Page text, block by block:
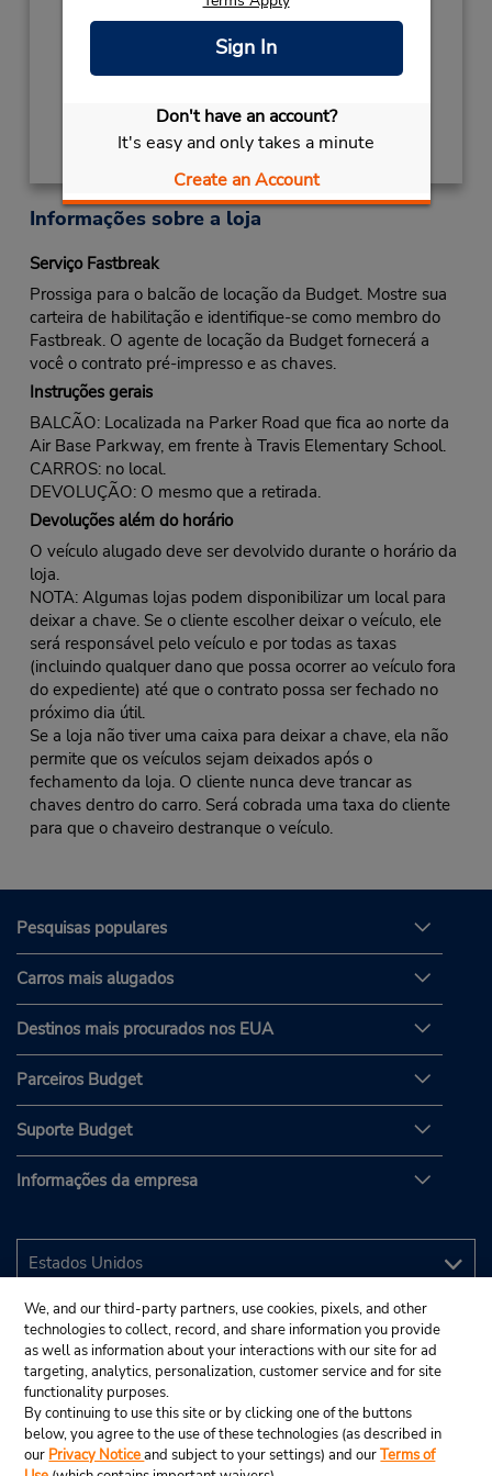
Sign In
Don't have an account?
It's easy and only takes a minute
Create an Account
Local de entrega das chaves
Informações sobre a loja
Serviço Fastbreak
Prossiga para o balcão de locação da Budget. Mostre sua
carteira de habilitação e identifique-se como membro do
Fastbreak. O agente de locação da Budget fornecerá a
você o contrato pré-impresso e as chaves.
Instruções gerais
BALCÃO: Localizada na Parker Road que fica ao norte da
Air Base Parkway, em frente à Travis Elementary School.
CARROS: no local.
DEVOLUÇÃO: O mesmo que a retirada.
Devoluções além do horário
O veículo alugado deve ser devolvido durante o horário da
loja.
NOTA: Algumas lojas podem disponibilizar um local para
deixar a chave. Se o cliente escolher deixar o veículo, ele
será responsável pelo veículo e por todas as taxas
(incluindo qualquer dano que possa ocorrer ao veículo fora
do expediente) até que o contrato possa ser fechado no
próximo dia útil.
Se a loja não tiver uma caixa para deixar a chave, ela não
permite que os veículos sejam deixados após o
fechamento da loja. O cliente nunca deve trancar as
chaves dentro do carro. Será cobrada uma taxa do cliente
para que o chaveiro destranque o veículo.
Pesquisas populares
Carros mais alugados
Destinos mais procurados nos EUA
Parceiros Budget
Suporte Budget
Informações da empresa
We, and our third-party partners, use cookies, pixels, and other
technologies to collect, record, and share information you provide
as well as information about your interactions with our site for ad
targeting, analytics, personalization, customer service and for site
functionality purposes.
By continuing to use this site or by clicking one of the buttons
below, you agree to the use of these technologies (as described in
our Privacy Noticeand subject to your settings) and ourTerms of